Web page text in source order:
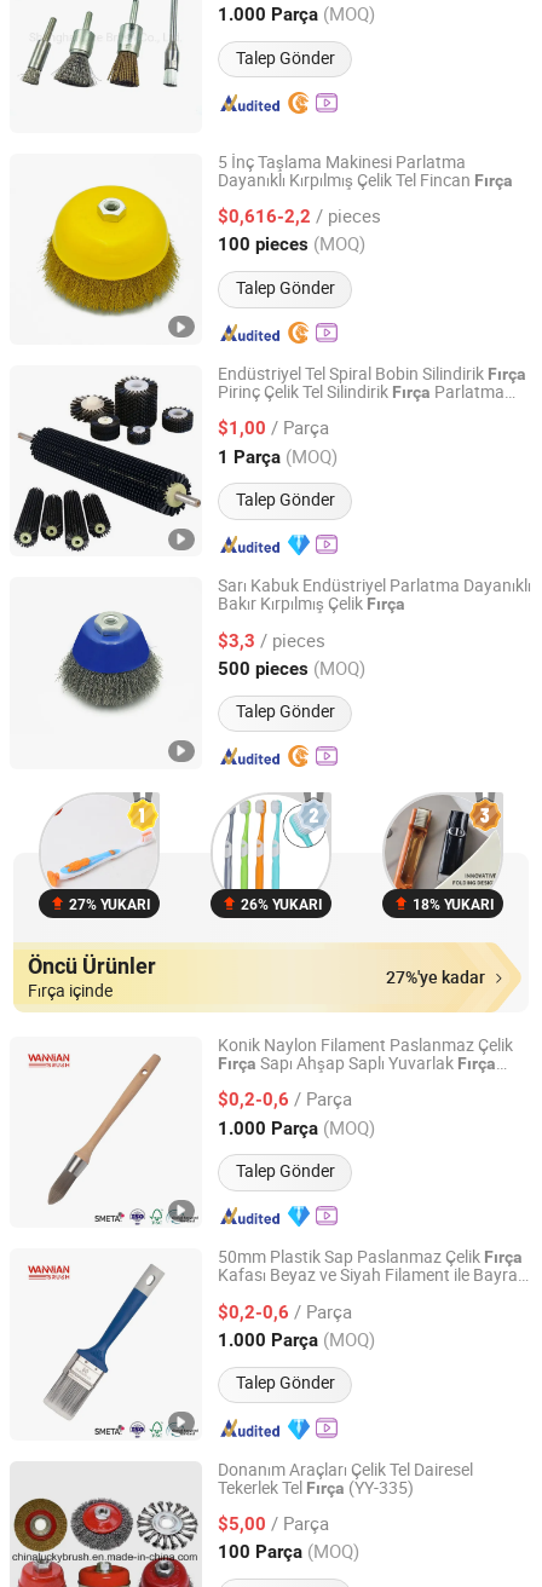
1.000 Parça (MOQ)
Talep Gönder
Shanghai, China Fiyat 2019
5 İnç Taşlama Makinesi Parlatma
Dayanıklı Kırpılmış Çelik Tel Fincan Fırça
$0,616-2,2 / pieces
100 pieces (MOQ)
Talep Gönder
Ninghai Frewind Tools Co., Ltd.
Zhejiang, China Fiyat 2024
Endüstriyel Tel Spiral Bobin Silindirik Fırça
Pirinç Çelik Tel Silindirik Fırça Parlatma
$1,00 / Parça
1 Parça (MOQ)
Talep Gönder
Suzhou Saman Technology Co., Ltd.
Jiangsu, China Fiyat 2025
Sarı Kabuk Endüstriyel Parlatma Dayanıklı
Bakır Kırpılmış Çelik Fırça
$3,3 / pieces
500 pieces (MOQ)
Talep Gönder
Ninghai Frewind Tools Co., Ltd.
Zhejiang, China Fiyat 2024
27% YUKARI 26% YUKARI 18% YUKARI
Öncü Ürünler
Fırça içinde
27%'ye kadar
Konik Naylon Filament Paslanmaz Çelik
Fırça Sapı Ahşap Saplı Yuvarlak Fırça
$0,2-0,6 / Parça
1.000 Parça (MOQ)
Talep Gönder
Qingdao Wannian Industry Co.,Ltd.
Shandong, China Fiyat 2024
50mm Plastik Sap Paslanmaz Çelik Fırça
Kafası Beyaz ve Siyah Filament ile Bayrak
$0,2-0,6 / Parça
1.000 Parça (MOQ)
Talep Gönder
Qingdao Wannian Industry Co.,Ltd.
Shandong, China Fiyat 2024
Donanım Araçları Çelik Tel Dairesel
Tekerlek Tel Fırça (YY-335)
$5,00 / Parça
100 Parça (MOQ)
Xingying Brush Factory
Anhui, China Fiyat 2014